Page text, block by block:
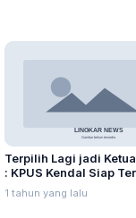
Terpilih Lagi jadi
: KPUS Kendal Siap
Suplai Telur untuk MBG
1 tahun yang lalu